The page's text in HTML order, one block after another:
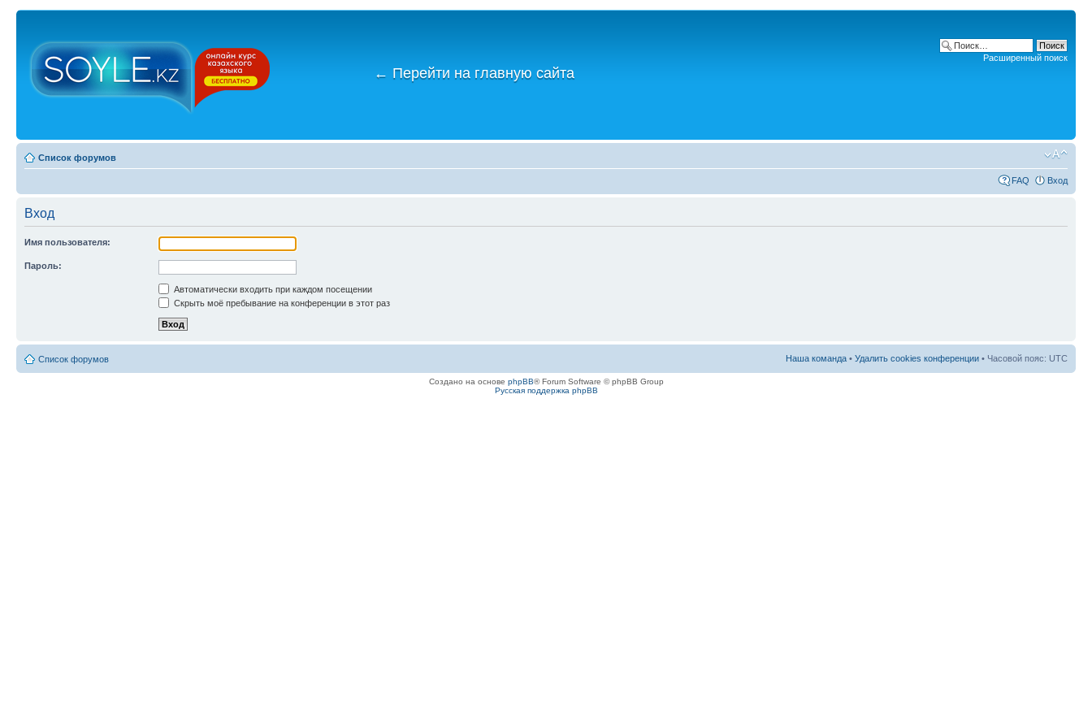
← Перейти на главную сайта
Расширенный поиск
Список форумов
FAQ Вход
Вход
Имя пользователя:
Пароль:
Автоматически входить при каждом посещении
Скрыть моё пребывание на конференции в этот раз
Список форумов Наша команда • Удалить cookies конференции • Часовой пояс: UTC
Создано на основе phpBB® Forum Software © phpBB Group
Русская поддержка phpBB